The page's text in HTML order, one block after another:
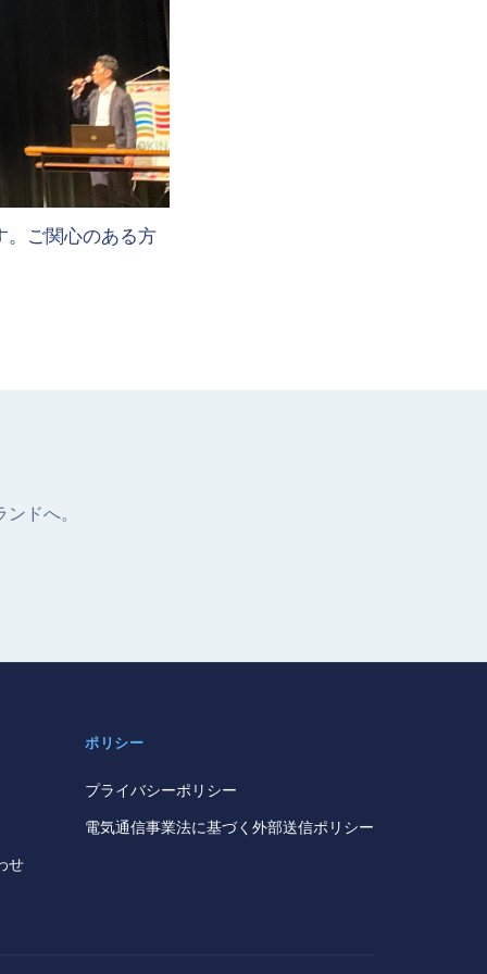
。ご関心のある方
ドへ。
せ
ポリシー
プライバシーポリシー
電気通信事業法に基づく外部送信ポリシー